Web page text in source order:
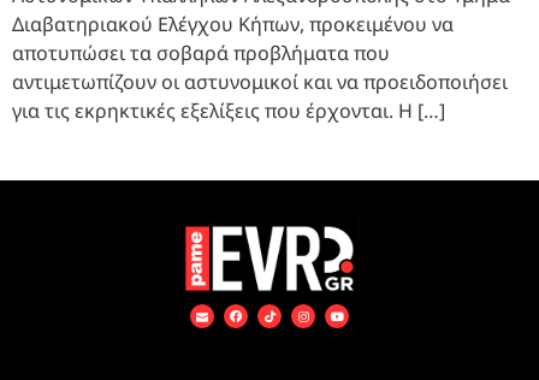
Διαβατηριακού Ελέγχου Κήπων, προκειμένου να
αποτυπώσει τα σοβαρά προβλήματα που
αντιμετωπίζουν οι αστυνομικοί και να προειδοποιήσει
για τις εκρηκτικές εξελίξεις που έρχονται. Η […]